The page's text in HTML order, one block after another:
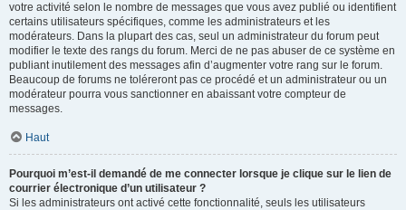
votre activité selon le nombre de messages que vous avez publié ou identifient
certains utilisateurs spécifiques, comme les administrateurs et les
modérateurs. Dans la plupart des cas, seul un administrateur du forum peut
modifier le texte des rangs du forum. Merci de ne pas abuser de ce système en
publiant inutilement des messages afin d’augmenter votre rang sur le forum.
Beaucoup de forums ne toléreront pas ce procédé et un administrateur ou un
modérateur pourra vous sanctionner en abaissant votre compteur de
messages.
Haut
Pourquoi m’est-il demandé de me connecter lorsque je clique sur le lien de
courrier électronique d’un utilisateur ?
Si les administrateurs ont activé cette fonctionnalité, seuls les utilisateurs